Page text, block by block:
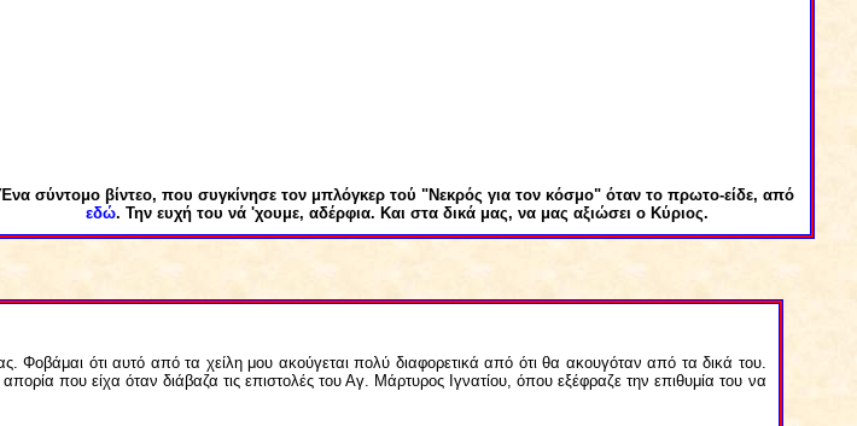
Ένα σύντομο βίντεο, που συγκίνησε τον μπλόγκερ τού "Νεκρός για τον κόσμο" όταν το πρωτο-είδε, από
εδώ. Την ευχή του νά 'χουμε, αδέρφια. Και στα δικά μας, να μας αξιώσει ο Κύριος.
Φοβάμαι ότι αυτό από τα χείλη μου ακούγεται πολύ διαφορετικά από ότι θα ακουγόταν από τα δικά του.
που είχα όταν διάβαζα τις επιστολές του Αγ. Μάρτυρος Ιγνατίου, όπου εξέφραζε την επιθυμία του να